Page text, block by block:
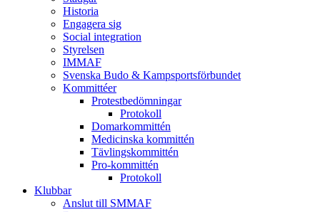
Historia
Engagera sig
Social integration
Styrelsen
IMMAF
Svenska Budo & Kampsportsförbundet
Kommittéer
Protestbedömningar
Protokoll
Domarkommittén
Medicinska kommittén
Tävlingskommittén
Pro-kommittén
Protokoll
Klubbar
Anslut till SMMAF